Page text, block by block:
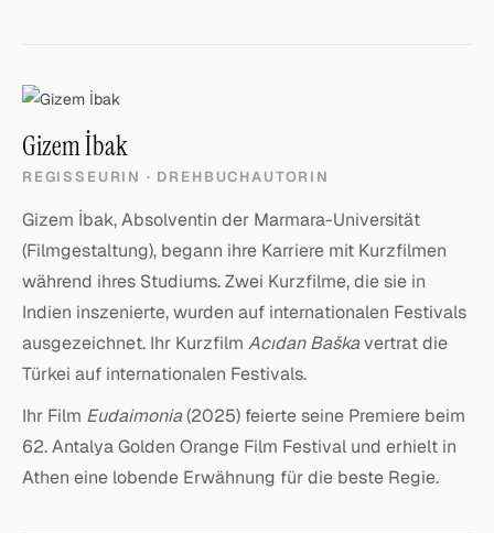
Gizem İbak
REGISSEURIN · DREHBUCHAUTORIN
Gizem İbak, Absolventin der Marmara-Universität
(Filmgestaltung), begann ihre Karriere mit Kurzfilmen
während ihres Studiums. Zwei Kurzfilme, die sie in
Indien inszenierte, wurden auf internationalen Festivals
ausgezeichnet. Ihr Kurzfilm Acıdan Baškavertrat die
Türkei auf internationalen Festivals.
Ihr Film Eudaimonia(2025) feierte seine Premiere beim
62. Antalya Golden Orange Film Festival und erhielt in
Athen eine lobende Erwähnung für die beste Regie.